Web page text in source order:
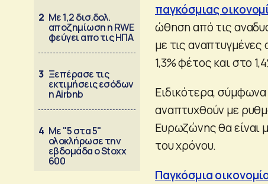
2 Με 1,2 δισ.δολ.
αποζημίωση η RWE
φεύγει απο τις ΗΠΑ
3 Ξεπέρασε τις
εκτιμήσεις εσόδων
η Airbnb
4 Με "5 στα 5"
ολοκλήρωσε την
εβδομάδα ο Stoxx
600
παγκόσμιας
ώθηση από τις
με τις
1,3% φέτος και στο
Ειδικότερα,
αναπτυχθούν με
Ευρωζώνης θα είναι
του χρόνου.
Παγκόσμια